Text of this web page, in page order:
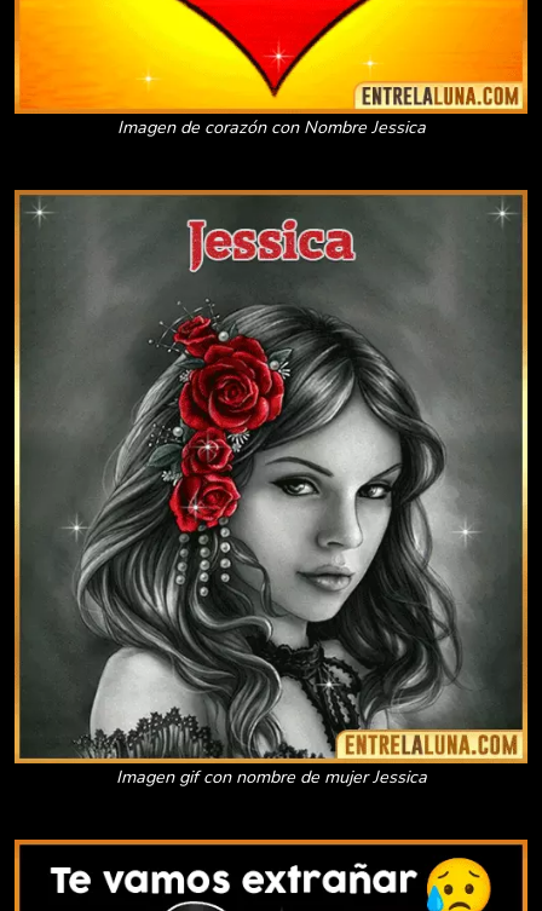
Imagen de corazón con Nombre Jessica
Imagen gif con nombre de mujer Jessica